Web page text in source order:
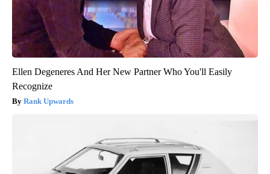
Ellen Degeneres And Her New Partner Who You'll Easily
Recognize
Rank Upwards